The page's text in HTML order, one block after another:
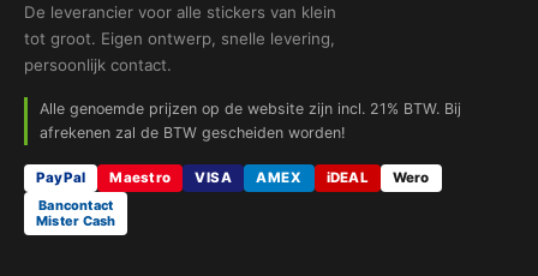
De leverancier voor alle stickers van klein
tot groot. Eigen ontwerp, snelle levering,
persoonlijk contact.
Alle genoemde prijzen op de website zijn incl. 21% BTW. Bij
afrekenen zal de BTW gescheiden worden!
PayPal Maestro VISA AMEX iDEAL
Wero
Bancontact
Mister Cash